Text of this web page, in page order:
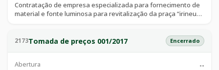
Contratação de empresa especializada para fornecimento de
material e fonte luminosa para revitalização da praça “irineu
2173Tomada de preços 001/2017 Encerrado
Abertura --